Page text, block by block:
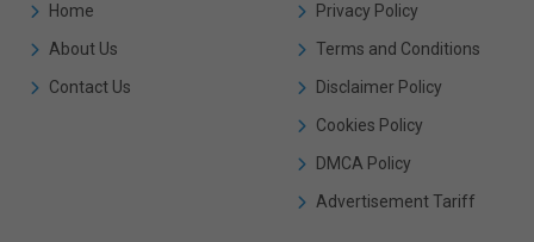
Home
About Us
Contact Us
Privacy Policy
Terms and Conditions
Disclaimer Policy
Cookies Policy
DMCA Policy
Advertisement Tariff